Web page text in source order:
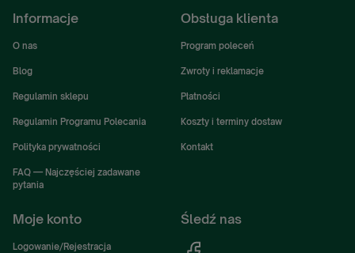
Informacje
O nas
Blog
Regulamin sklepu
Regulamin Programu Polecania
Polityka prywatności
FAQ — Najczęściej zadawane
pytania
Obsługa klienta
Program poleceń
Zwroty i reklamacje
Płatności
Koszty i terminy dostaw
Kontakt
Moje konto
Logowanie/Rejestracja
Śledź nas